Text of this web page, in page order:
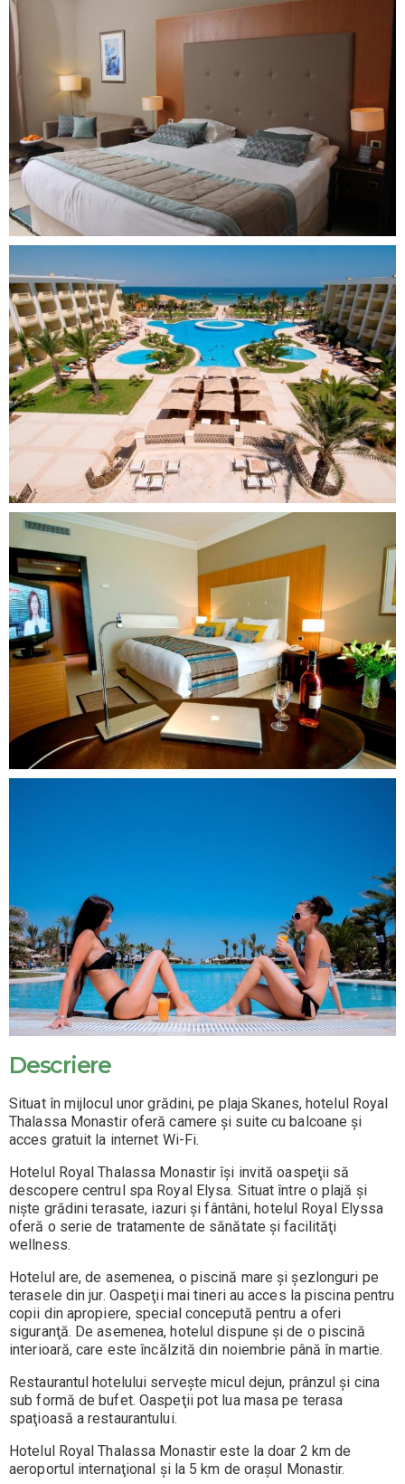
Descriere
Situat în mijlocul unor grădini, pe plaja Skanes, hotelul Royal
Thalassa Monastir oferă camere şi suite cu balcoane şi
acces gratuit la internet Wi-Fi.
Hotelul Royal Thalassa Monastir îşi invită oaspeţii să
descopere centrul spa Royal Elysa. Situat între o plajă şi
nişte grădini terasate, iazuri şi fântâni, hotelul Royal Elyssa
oferă o serie de tratamente de sănătate şi facilităţi
wellness.
Hotelul are, de asemenea, o piscină mare şi şezlonguri pe
terasele din jur. Oaspeţii mai tineri au acces la piscina pentru
copii din apropiere, special concepută pentru a oferi
siguranţă. De asemenea, hotelul dispune şi de o piscină
interioară, care este încălzită din noiembrie până în martie.
Restaurantul hotelului serveşte micul dejun, prânzul şi cina
sub formă de bufet. Oaspeţii pot lua masa pe terasa
spaţioasă a restaurantului.
Hotelul Royal Thalassa Monastir este la doar 2 km de
aeroportul internaţional şi la 5 km de oraşul Monastir.